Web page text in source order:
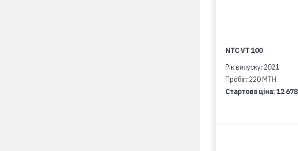
NTC VT 100
Рік випуску: 2021
Пробіг: 220 MTH
Стартова ціна:12